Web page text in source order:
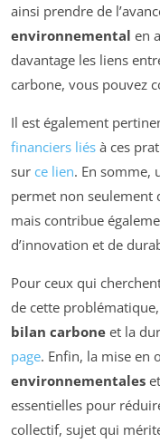
ainsi prendre de
environnemental en
davantage les liens
carbone, vous pouvez
Il est également
financiers liés à ces
sur ce lien. En somme,
permet non seulement
mais contribue
d’innovation et de
Pour ceux qui
de cette
bilan carbone et la
page. Enfin, la mise en
environnementales
essentielles pour
collectif, sujet qui